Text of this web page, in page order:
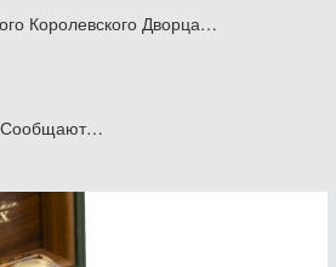
Королевского Дворца…
Сообщают…